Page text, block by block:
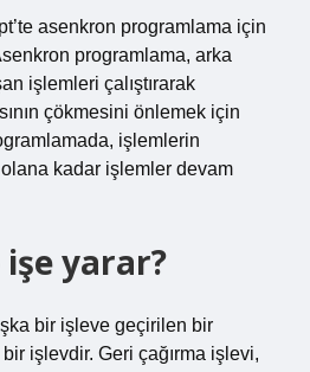
asenkron programlama için
programlama, arka
işlemleri çalıştırarak
çökmesini önlemek için
işlemlerin
kadar işlemler devam
yarar?
bir işleve geçirilen bir
işlevdir. Geri çağırma işlevi,